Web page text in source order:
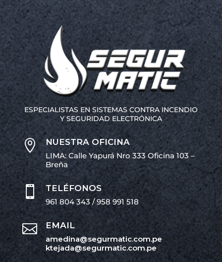
ESPECIALISTAS EN SISTEMAS CONTRA INCENDIO
Y SEGURIDAD ELECTRÓNICA
 NUESTRA OFICINA
LIMA: Calle Yapurá Nro 333 Oficina 103 –
Breña
 TELÉFONOS
961 804 343 / 958 991 518
 EMAIL
amedina@segurmatic.com.pe
ktejada@segurmatic.com.pe